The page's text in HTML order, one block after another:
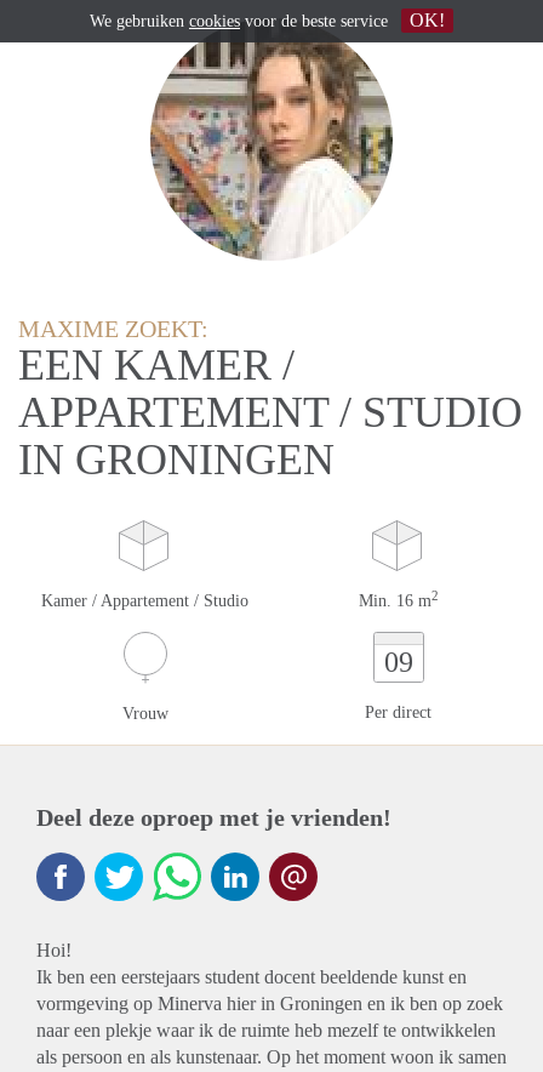
MAXIME ZOEKT:
EEN KAMER /
APPARTEMENT / STUDIO
IN GRONINGEN
Kamer / Appartement / Studio Min. 16 m2
Vrouw
09
Per direct
Deel deze oproep met je vrienden!
Hoi!
Ik ben een eerstejaars student docent beeldende kunst en
vormgeving op Minerva hier in Groningen en ik ben op zoek
naar een plekje waar ik de ruimte heb mezelf te ontwikkelen
als persoon en als kunstenaar. Op het moment woon ik samen
We gebruiken cookies voor de beste service OK!